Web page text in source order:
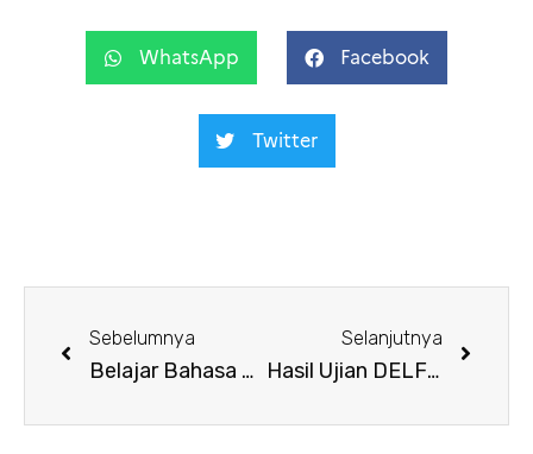
WhatsApp Facebook
Twitter
Sebelumnya
Belajar Bahasa Prancis Tanpa Batas Sesi 3 – 2023
Selanjutnya
Hasil Ujian DELF-DALF Sesi Februari 2023